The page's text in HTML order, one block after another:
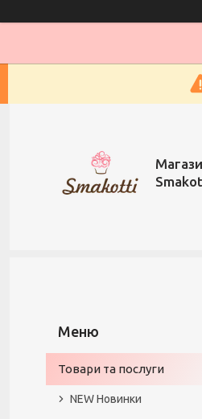
Товари та послуги
NEW Новинки